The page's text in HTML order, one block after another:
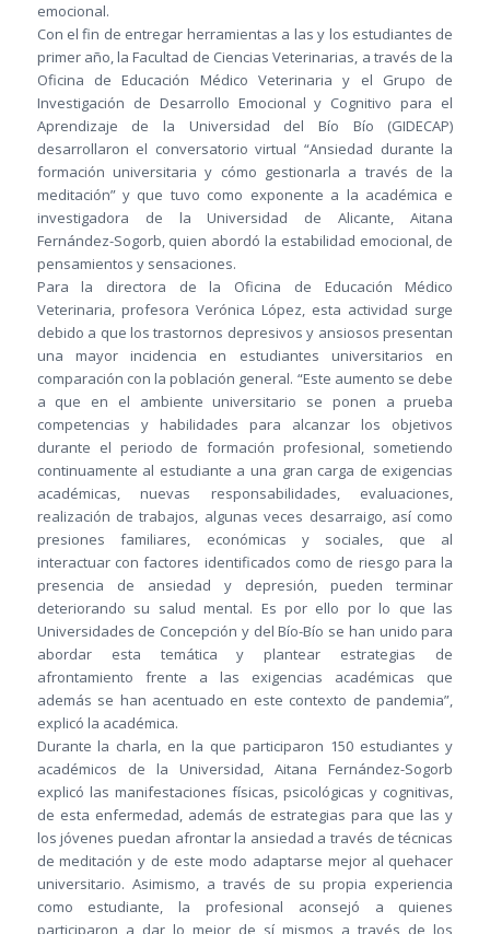
emocional.
Con el fin de entregar herramientas a las y los estudiantes de
primer año, la Facultad de Ciencias Veterinarias, a través de la
Oficina de Educación Médico Veterinaria y el Grupo de
Investigación de Desarrollo Emocional y Cognitivo para el
Aprendizaje de la Universidad del Bío Bío (GIDECAP)
desarrollaron el conversatorio virtual “Ansiedad durante la
formación universitaria y cómo gestionarla a través de la
meditación” y que tuvo como exponente a la académica e
investigadora de la Universidad de Alicante, Aitana
Fernández-Sogorb, quien abordó la estabilidad emocional, de
pensamientos y sensaciones.
Para la directora de la Oficina de Educación Médico
Veterinaria, profesora Verónica López, esta actividad surge
debido a que los trastornos depresivos y ansiosos presentan
una mayor incidencia en estudiantes universitarios en
comparación con la población general. “Este aumento se debe
a que en el ambiente universitario se ponen a prueba
competencias y habilidades para alcanzar los objetivos
durante el periodo de formación profesional, sometiendo
continuamente al estudiante a una gran carga de exigencias
académicas, nuevas responsabilidades, evaluaciones,
realización de trabajos, algunas veces desarraigo, así como
presiones familiares, económicas y sociales, que al
interactuar con factores identificados como de riesgo para la
presencia de ansiedad y depresión, pueden terminar
deteriorando su salud mental. Es por ello por lo que las
Universidades de Concepción y del Bío-Bío se han unido para
abordar esta temática y plantear estrategias de
afrontamiento frente a las exigencias académicas que
además se han acentuado en este contexto de pandemia”,
explicó la académica.
Durante la charla, en la que participaron 150 estudiantes y
académicos de la Universidad, Aitana Fernández-Sogorb
explicó las manifestaciones físicas, psicológicas y cognitivas,
de esta enfermedad, además de estrategias para que las y
los jóvenes puedan afrontar la ansiedad a través de técnicas
de meditación y de este modo adaptarse mejor al quehacer
universitario. Asimismo, a través de su propia experiencia
como estudiante, la profesional aconsejó a quienes
participaron a dar lo mejor de sí mismos a través de los